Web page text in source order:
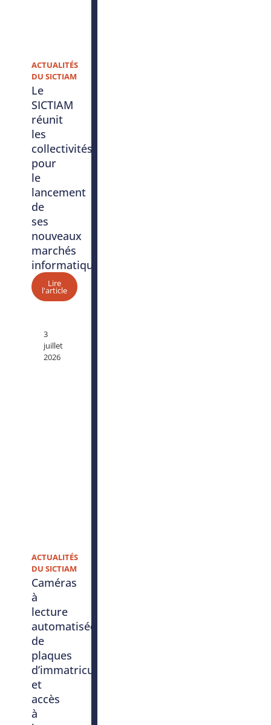
ACTUALITÉS
DU SICTIAM
Le
SICTIAM
réunit
les
collectivités
pour
le
lancement
de
ses
nouveaux
marchés
informatiques
Lire
l'article
3
juillet
2026
ACTUALITÉS
DU SICTIAM
Caméras
à
lecture
automatisée
de
plaques
d’immatriculation
et
accès
à